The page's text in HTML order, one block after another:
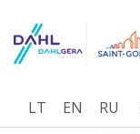
LT EN RU